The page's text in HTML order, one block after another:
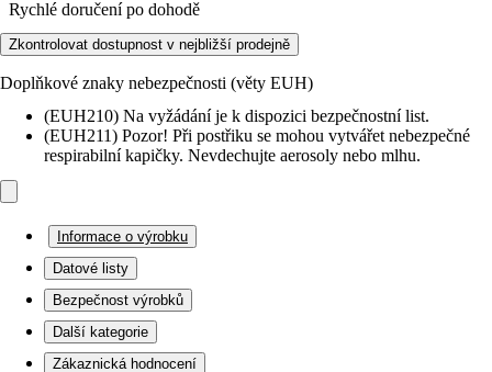
Rychlé doručení po dohodě
Zkontrolovat dostupnost v nejbližší prodejně
Doplňkové znaky nebezpečnosti (věty EUH)
(EUH210) Na vyžádání je k dispozici bezpečnostní list.
(EUH211) Pozor! Při postřiku se mohou vytvářet nebezpečné
respirabilní kapičky. Nevdechujte aerosoly nebo mlhu.
Informace o výrobku
Datové listy
Bezpečnost výrobků
Další kategorie
Zákaznická hodnocení